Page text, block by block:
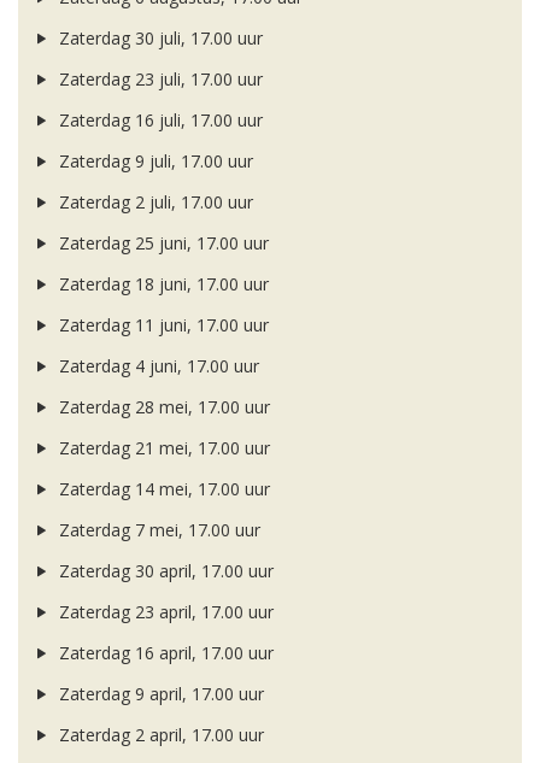
Zaterdag 30 juli, 17.00 uur
Zaterdag 23 juli, 17.00 uur
Zaterdag 16 juli, 17.00 uur
Zaterdag 9 juli, 17.00 uur
Zaterdag 2 juli, 17.00 uur
Zaterdag 25 juni, 17.00 uur
Zaterdag 18 juni, 17.00 uur
Zaterdag 11 juni, 17.00 uur
Zaterdag 4 juni, 17.00 uur
Zaterdag 28 mei, 17.00 uur
Zaterdag 21 mei, 17.00 uur
Zaterdag 14 mei, 17.00 uur
Zaterdag 7 mei, 17.00 uur
Zaterdag 30 april, 17.00 uur
Zaterdag 23 april, 17.00 uur
Zaterdag 16 april, 17.00 uur
Zaterdag 9 april, 17.00 uur
Zaterdag 2 april, 17.00 uur